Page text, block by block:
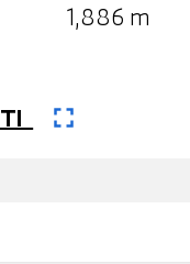
1,886 m
fullscreen